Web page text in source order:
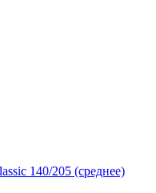
140/205 (среднее)